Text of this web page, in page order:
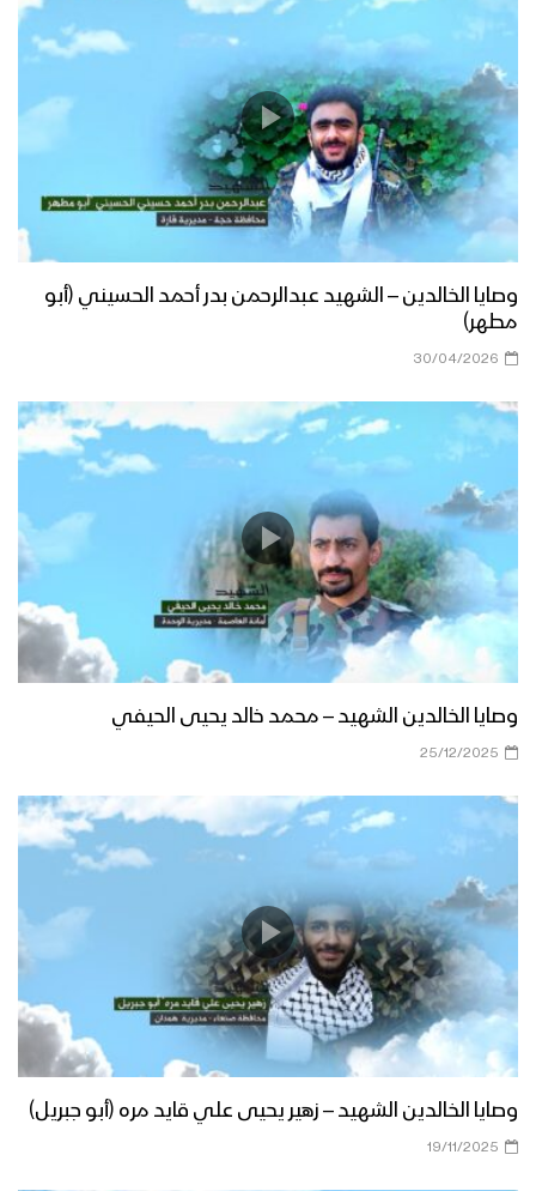
وصايا الخالدين – الشهيد عبدالرحمن بدر أحمد الحسيني (أبو
مطهر)
30/04/2026
وصايا الخالدين الشهيد – محمد خالد يحيى الحيفي
25/12/2025
وصايا الخالدين الشهيد – زهير يحيى علي قايد مره (أبو جبريل)
19/11/2025